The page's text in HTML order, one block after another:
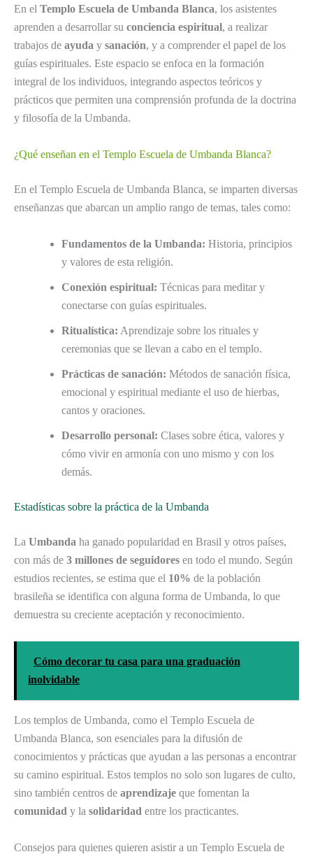
En el Templo Escuela de Umbanda Blanca, los asistentes
aprenden a desarrollar su conciencia espiritual, a realizar
trabajos de ayuda y sanación, y a comprender el papel de los
guías espirituales. Este espacio se enfoca en la formación
integral de los individuos, integrando aspectos teóricos y
prácticos que permiten una comprensión profunda de la doctrina
y filosofía de la Umbanda.
¿Qué enseñan en el Templo Escuela de Umbanda Blanca?
En el Templo Escuela de Umbanda Blanca, se imparten diversas
enseñanzas que abarcan un amplio rango de temas, tales como:
Fundamentos de la Umbanda: Historia, principios
y valores de esta religión.
Conexión espiritual: Técnicas para meditar y
conectarse con guías espirituales.
Ritualística: Aprendizaje sobre los rituales y
ceremonias que se llevan a cabo en el templo.
Prácticas de sanación: Métodos de sanación física,
emocional y espiritual mediante el uso de hierbas,
cantos y oraciones.
Desarrollo personal: Clases sobre ética, valores y
cómo vivir en armonía con uno mismo y con los
demás.
Estadísticas sobre la práctica de la Umbanda
La Umbanda ha ganado popularidad en Brasil y otros países,
con más de 3 millones de seguidores en todo el mundo. Según
estudios recientes, se estima que el 10% de la población
brasileña se identifica con alguna forma de Umbanda, lo que
demuestra su creciente aceptación y reconocimiento.
Cómo decorar tu casa para una graduación
inolvidable
Los templos de Umbanda, como el Templo Escuela de
Umbanda Blanca, son esenciales para la difusión de
conocimientos y prácticas que ayudan a las personas a encontrar
su camino espiritual. Estos templos no solo son lugares de culto,
sino también centros de aprendizaje que fomentan la
comunidad y la solidaridad entre los practicantes.
Consejos para quienes quieren asistir a un Templo Escuela de